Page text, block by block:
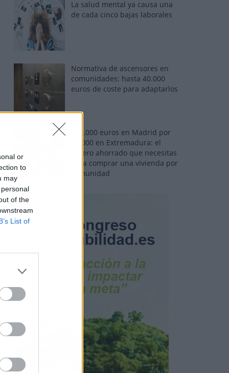
or
to
may
of the
List of
La salud mental ya causa una
de cada cinco bajas laborales
Normativa de ascensores en
comunidades: hasta 40.000
euros de coste para adaptarlos
110.000 euros en Madrid por
31.000 en Extremadura: el
dinero ahorrado que necesitas
para comprar una vivienda por
comunidad